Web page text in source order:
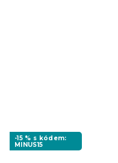
-15 % s kódem:
MINUS15